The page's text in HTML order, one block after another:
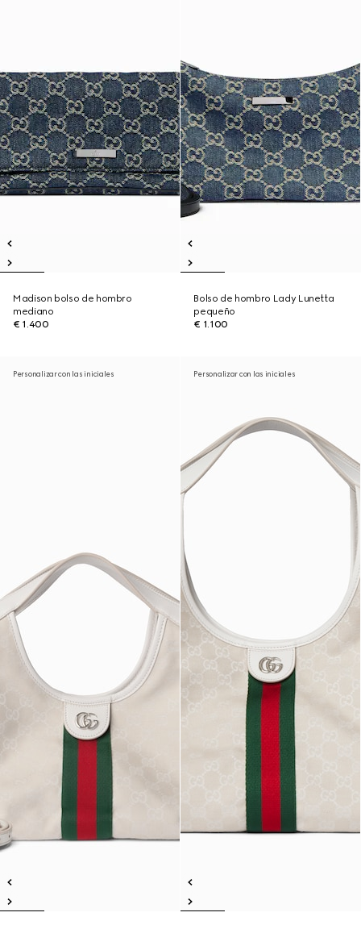
Madison bolso de hombro
mediano
€ 1.400
Bolso de hombro Lady Lunetta
pequeño
€ 1.100
Personalizar con las iniciales Personalizar con las iniciales